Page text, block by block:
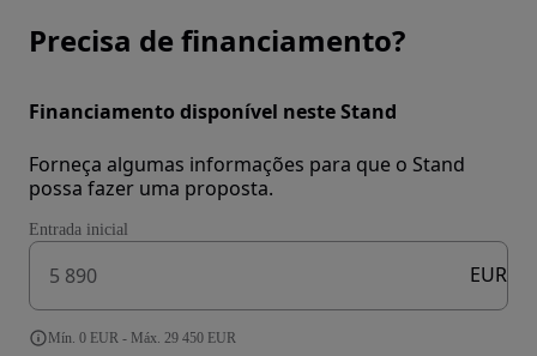
Precisa de financiamento?
Financiamento disponível neste Stand
Forneça algumas informações para que o Stand
possa fazer uma proposta.
Entrada inicial
EUR
Mín. 0 EUR - Máx. 29 450 EUR